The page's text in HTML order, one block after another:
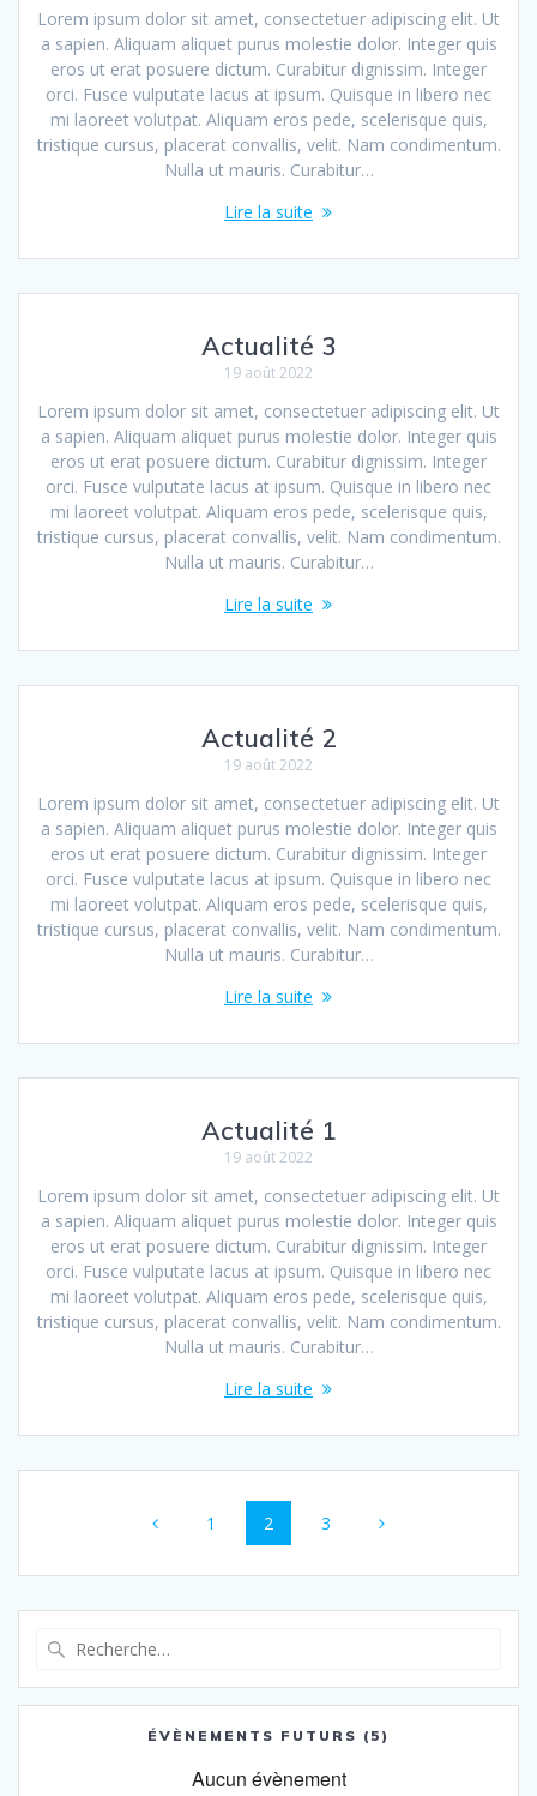
Lorem ipsum dolor sit amet, consectetuer adipiscing elit. Ut
a sapien. Aliquam aliquet purus molestie dolor. Integer quis
eros ut erat posuere dictum. Curabitur dignissim. Integer
orci. Fusce vulputate lacus at ipsum. Quisque in libero nec
mi laoreet volutpat. Aliquam eros pede, scelerisque quis,
tristique cursus, placerat convallis, velit. Nam condimentum.
Nulla ut mauris. Curabitur…
Lire la suite
Actualité 3
19 août 2022
Lorem ipsum dolor sit amet, consectetuer adipiscing elit. Ut
a sapien. Aliquam aliquet purus molestie dolor. Integer quis
eros ut erat posuere dictum. Curabitur dignissim. Integer
orci. Fusce vulputate lacus at ipsum. Quisque in libero nec
mi laoreet volutpat. Aliquam eros pede, scelerisque quis,
tristique cursus, placerat convallis, velit. Nam condimentum.
Nulla ut mauris. Curabitur…
Lire la suite
Actualité 2
19 août 2022
Lorem ipsum dolor sit amet, consectetuer adipiscing elit. Ut
a sapien. Aliquam aliquet purus molestie dolor. Integer quis
eros ut erat posuere dictum. Curabitur dignissim. Integer
orci. Fusce vulputate lacus at ipsum. Quisque in libero nec
mi laoreet volutpat. Aliquam eros pede, scelerisque quis,
tristique cursus, placerat convallis, velit. Nam condimentum.
Nulla ut mauris. Curabitur…
Lire la suite
Actualité 1
19 août 2022
Lorem ipsum dolor sit amet, consectetuer adipiscing elit. Ut
a sapien. Aliquam aliquet purus molestie dolor. Integer quis
eros ut erat posuere dictum. Curabitur dignissim. Integer
orci. Fusce vulputate lacus at ipsum. Quisque in libero nec
mi laoreet volutpat. Aliquam eros pede, scelerisque quis,
tristique cursus, placerat convallis, velit. Nam condimentum.
Nulla ut mauris. Curabitur…
Lire la suite
sein
des
articles
Page
1 Page
2 Page
3
:
ÉVÈNEMENTS FUTURS (5)
Aucun évènement